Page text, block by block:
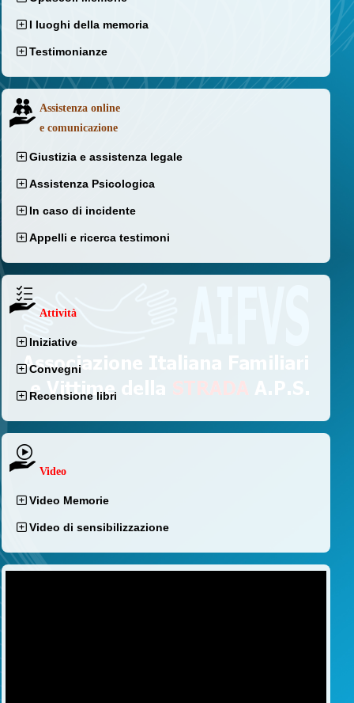
I luoghi della memoria
Testimonianze
Assistenza online
e comunicazione
Giustizia e assistenza legale
Assistenza Psicologica
In caso di incidente
Appelli e ricerca testimoni
Attività
Iniziative
Convegni
Recensione libri
Video
Video Memorie
Video di sensibilizzazione